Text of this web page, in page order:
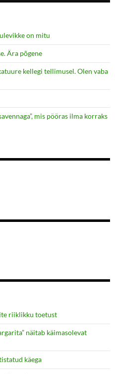
on mitu
Ära põgene
kellegi tellimusel. Olen vaba
mis pööras ilma korraks
riiklikku toetust
näitab käimasolevat
käega